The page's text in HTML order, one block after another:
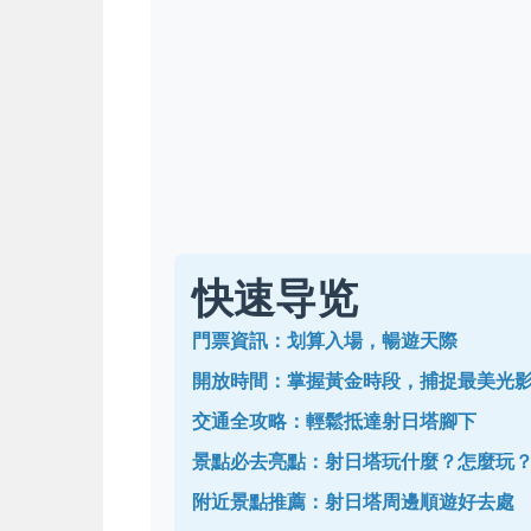
快速导览
門票資訊：划算入場，暢遊天際
開放時間：掌握黃金時段，捕捉最美光
交通全攻略：輕鬆抵達射日塔腳下
景點必去亮點：射日塔玩什麼？怎麼玩
附近景點推薦：射日塔周邊順遊好去處